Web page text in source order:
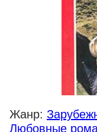
Жанр:
Любовные